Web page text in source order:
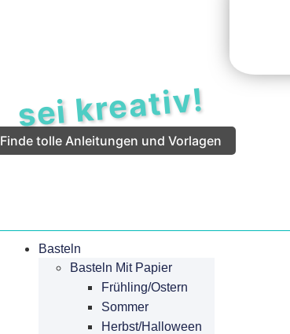
sei kreativ!
Finde tolle Anleitungen und Vorlagen
Basteln
Basteln Mit Papier
Frühling/Ostern
Sommer
Herbst/Halloween